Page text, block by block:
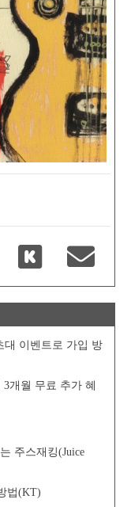
대 이벤트로 가입 방
개월 무료 추가 혜
주스재킹(Juice
법(KT)